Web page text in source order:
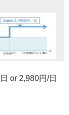
or 2,980円/日